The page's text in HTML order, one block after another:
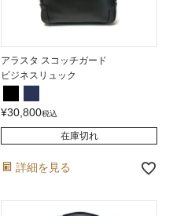
アラスタ スコッチガード
ビジネスリュック
¥30,800税込
在庫切れ
詳細を見る